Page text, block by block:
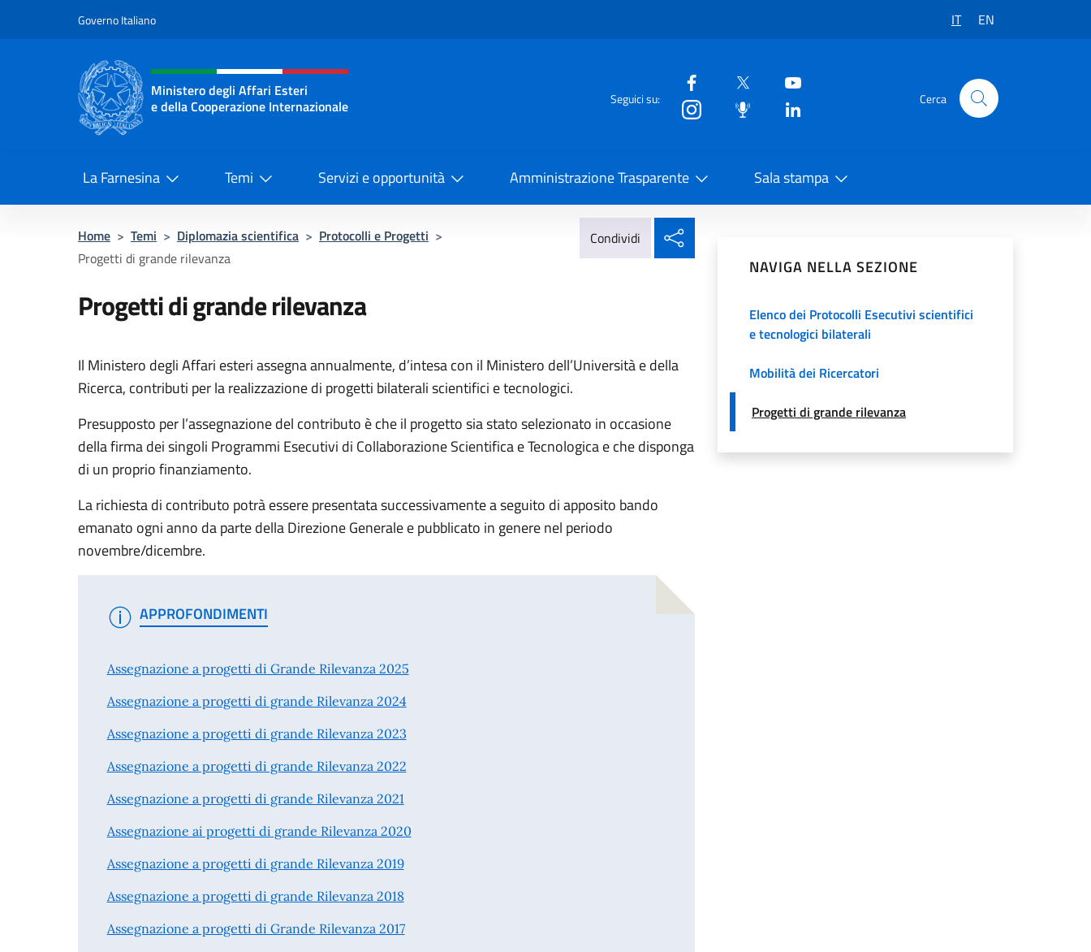
Governo Italiano IT EN
Intestazione sito, social e menù
Ministero degli Affari Esteri
e della Cooperazione Internazionale
Seguici su: Cerca
La Farnesina Temi Servizi e opportunità Amministrazione Trasparente Sala stampa
Home > Temi > Diplomazia scientifica > Protocolli e Progetti >
Progetti di grande rilevanza
Condividi
Progetti di grande rilevanza
Il Ministero degli Affari esteri assegna annualmente, d’intesa con il Ministero dell’Università e della
Ricerca, contributi per la realizzazione di progetti bilaterali scientifici e tecnologici.
Presupposto per l’assegnazione del contributo è che il progetto sia stato selezionato in occasione
della firma dei singoli Programmi Esecutivi di Collaborazione Scientifica e Tecnologica e che disponga
di un proprio finanziamento.
La richiesta di contributo potrà essere presentata successivamente a seguito di apposito bando
emanato ogni anno da parte della Direzione Generale e pubblicato in genere nel periodo
novembre/dicembre.
APPROFONDIMENTI
Assegnazione a progetti di Grande Rilevanza 2025
Assegnazione a progetti di grande Rilevanza 2024
Assegnazione a progetti di grande Rilevanza 2023
Assegnazione a progetti di grande Rilevanza 2022
Assegnazione a progetti di grande Rilevanza 2021
Assegnazione ai progetti di grande Rilevanza 2020
Assegnazione a progetti di grande Rilevanza 2019
Assegnazione a progetti di grande Rilevanza 2018
Assegnazione a progetti di Grande Rilevanza 2017
NAVIGA NELLA SEZIONE
Elenco dei Protocolli Esecutivi scientifici
e tecnologici bilaterali
Mobilità dei Ricercatori
Progetti di grande rilevanza